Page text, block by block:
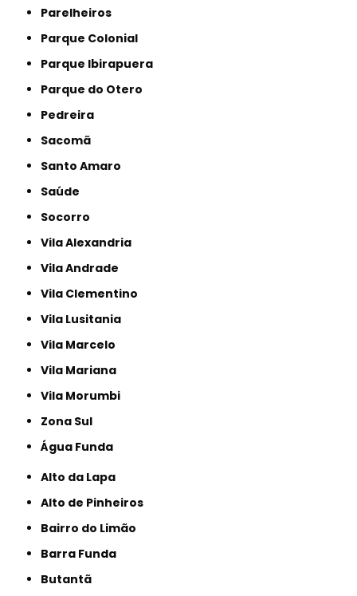
Parelheiros
Parque Colonial
Parque Ibirapuera
Parque do Otero
Pedreira
Sacomã
Santo Amaro
Saúde
Socorro
Vila Alexandria
Vila Andrade
Vila Clementino
Vila Lusitania
Vila Marcelo
Vila Mariana
Vila Morumbi
Zona Sul
Água Funda
Alto da Lapa
Alto de Pinheiros
Bairro do Limão
Barra Funda
Butantã